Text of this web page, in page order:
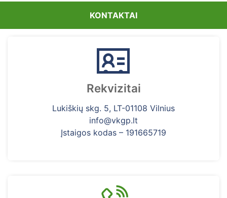
KONTAKTAI
Rekvizitai
Lukiškių skg. 5, LT-01108 Vilnius
info@vkgp.lt
Įstaigos kodas – 191665719